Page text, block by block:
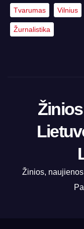
Tvarumas Vilnius
Žurnalistika
Žinios,